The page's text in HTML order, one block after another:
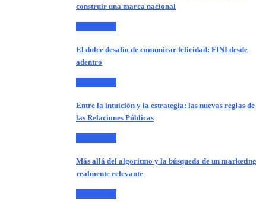
construir una marca nacional
El dulce desafío de comunicar felicidad: FINI desde
adentro
Entre la intuición y la estrategia: las nuevas reglas de
las Relaciones Públicas
Más allá del algoritmo y la búsqueda de un marketing
realmente relevante